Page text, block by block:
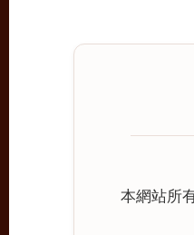
本網站所